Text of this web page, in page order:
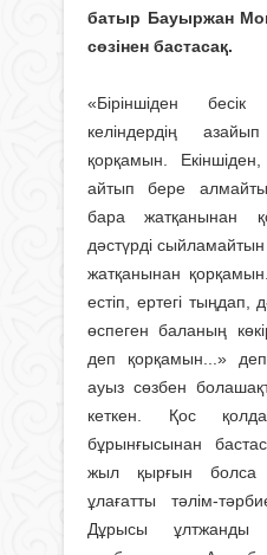
батыр Бауыржан
сөзінен бастасақ.
«Біріншіден
келіндердің
қорқамын.
айтып бере
бара жатқанынан
дәстүрді
жатқанынан
естіп, ертегі тыңдап,
өспеген баланың
деп қорқамын...»
ауыз сөзбен
кеткен. Қос
бұрынғысынан
жыл қырғын болса
ұлағатты тәлім-
Дұрысы